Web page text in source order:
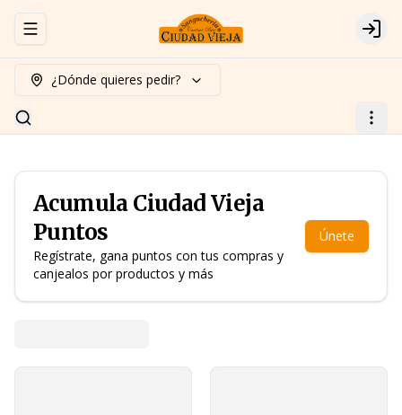
Abrir menu de navegación Login
¿Dónde quieres pedir?
AcumulaCiudad Vieja
Puntos
Regístrate, gana puntos con tus compras y
canjealos por productos y más
Únete